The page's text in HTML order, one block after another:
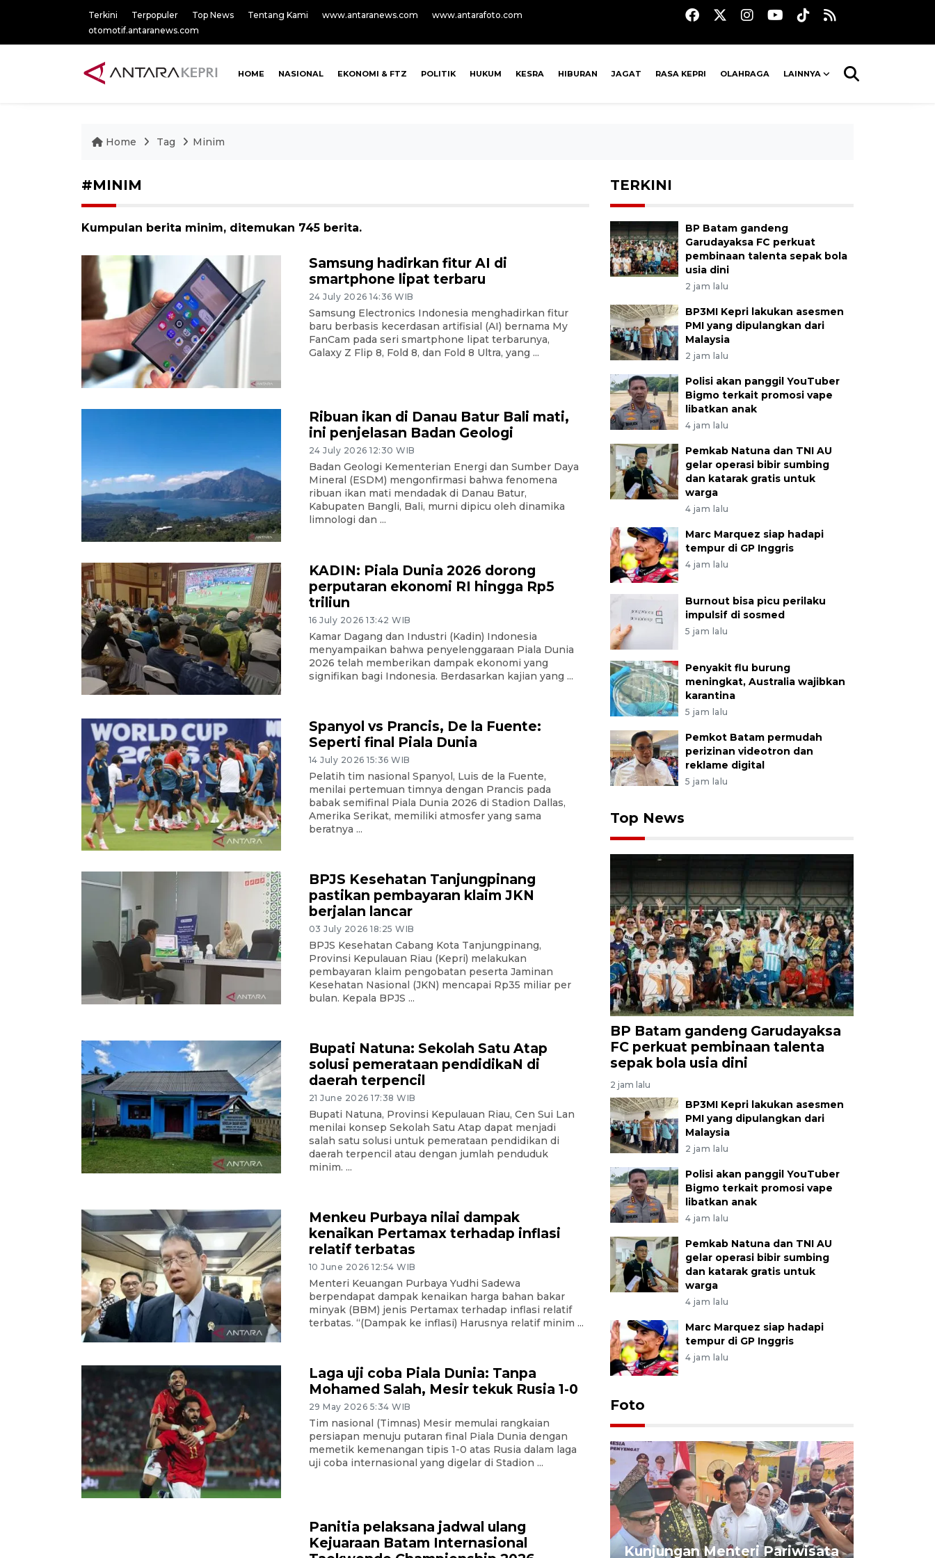
Terkini Terpopuler Top News Tentang Kami www.antaranews.com
www.antarafoto.com
otomotif.antaranews.com
HOME NASIONAL EKONOMI & FTZ POLITIK HUKUM KESRA HIBURAN JAGAT RASA KEPRI OLAHRAGA LAINNYA
Home Tag Minim
#MINIM
Kumpulan berita minim, ditemukan 745 berita.
Samsung hadirkan fitur AI di
smartphone lipat terbaru
24 July 2026 14:36 WIB
Samsung Electronics Indonesia menghadirkan fitur
baru berbasis kecerdasan artifisial (AI) bernama My
FanCam pada seri smartphone lipat terbarunya,
Galaxy Z Flip 8, Fold 8, dan Fold 8 Ultra, yang ...
Ribuan ikan di Danau Batur Bali mati,
ini penjelasan Badan Geologi
24 July 2026 12:30 WIB
Badan Geologi Kementerian Energi dan Sumber Daya
Mineral (ESDM) mengonfirmasi bahwa fenomena
ribuan ikan mati mendadak di Danau Batur,
Kabupaten Bangli, Bali, murni dipicu oleh dinamika
limnologi dan ...
KADIN: Piala Dunia 2026 dorong
perputaran ekonomi RI hingga Rp5
triliun
16 July 2026 13:42 WIB
Kamar Dagang dan Industri (Kadin) Indonesia
menyampaikan bahwa penyelenggaraan Piala Dunia
2026 telah memberikan dampak ekonomi yang
signifikan bagi Indonesia. Berdasarkan kajian yang ...
Spanyol vs Prancis, De la Fuente:
Seperti final Piala Dunia
14 July 2026 15:36 WIB
Pelatih tim nasional Spanyol, Luis de la Fuente,
menilai pertemuan timnya dengan Prancis pada
babak semifinal Piala Dunia 2026 di Stadion Dallas,
Amerika Serikat, memiliki atmosfer yang sama
beratnya ...
BPJS Kesehatan Tanjungpinang
pastikan pembayaran klaim JKN
berjalan lancar
03 July 2026 18:25 WIB
BPJS Kesehatan Cabang Kota Tanjungpinang,
Provinsi Kepulauan Riau (Kepri) melakukan
pembayaran klaim pengobatan peserta Jaminan
Kesehatan Nasional (JKN) mencapai Rp35 miliar per
bulan. Kepala BPJS ...
Bupati Natuna: Sekolah Satu Atap
solusi pemerataan pendidikaN di
daerah terpencil
21 June 2026 17:38 WIB
Bupati Natuna, Provinsi Kepulauan Riau, Cen Sui Lan
menilai konsep Sekolah Satu Atap dapat menjadi
salah satu solusi untuk pemerataan pendidikan di
daerah terpencil atau dengan jumlah penduduk
minim. ...
Menkeu Purbaya nilai dampak
kenaikan Pertamax terhadap inflasi
relatif terbatas
10 June 2026 12:54 WIB
Menteri Keuangan Purbaya Yudhi Sadewa
berpendapat dampak kenaikan harga bahan bakar
minyak (BBM) jenis Pertamax terhadap inflasi relatif
terbatas. “(Dampak ke inflasi) Harusnya relatif minim ...
Laga uji coba Piala Dunia: Tanpa
Mohamed Salah, Mesir tekuk Rusia 1-0
29 May 2026 5:34 WIB
Tim nasional (Timnas) Mesir memulai rangkaian
persiapan menuju putaran final Piala Dunia dengan
memetik kemenangan tipis 1-0 atas Rusia dalam laga
uji coba internasional yang digelar di Stadion ...
Panitia pelaksana jadwal ulang
Kejuaraan Batam Internasional
TERKINI
BP Batam gandeng
Garudayaksa FC perkuat
pembinaan talenta sepak bola
usia dini
2 jam lalu
BP3MI Kepri lakukan asesmen
PMI yang dipulangkan dari
Malaysia
2 jam lalu
Polisi akan panggil YouTuber
Bigmo terkait promosi vape
libatkan anak
4 jam lalu
Pemkab Natuna dan TNI AU
gelar operasi bibir sumbing
dan katarak gratis untuk
warga
4 jam lalu
Marc Marquez siap hadapi
tempur di GP Inggris
4 jam lalu
Burnout bisa picu perilaku
impulsif di sosmed
5 jam lalu
Penyakit flu burung
meningkat, Australia wajibkan
karantina
5 jam lalu
Pemkot Batam permudah
perizinan videotron dan
reklame digital
5 jam lalu
Top News
BP Batam gandeng Garudayaksa
FC perkuat pembinaan talenta
sepak bola usia dini
2 jam lalu
BP3MI Kepri lakukan asesmen
PMI yang dipulangkan dari
Malaysia
2 jam lalu
Polisi akan panggil YouTuber
Bigmo terkait promosi vape
libatkan anak
4 jam lalu
Pemkab Natuna dan TNI AU
gelar operasi bibir sumbing
dan katarak gratis untuk
warga
4 jam lalu
Marc Marquez siap hadapi
tempur di GP Inggris
4 jam lalu
Foto
Distribusi logistik pemilu
Kunjungan Menteri Pariwisata